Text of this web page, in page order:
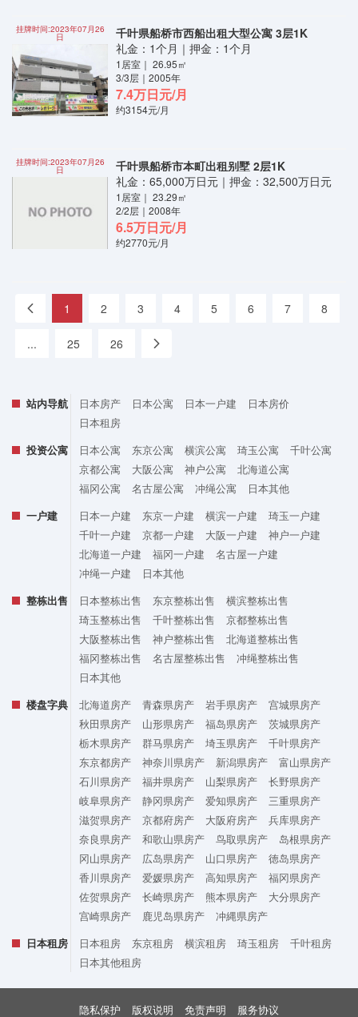
挂牌时间:2023年07月26
日
千叶県船桥市西船出租大型公寓 3层1K
礼金：1个月｜押金：1个月
1居室｜ 26.95㎡
3/3层｜2005年
7.4万日元/月
约3154元/月
挂牌时间:2023年07月26
日
千叶県船桥市本町出租别墅 2层1K
礼金：65,000万日元｜押金：32,500万日元
1居室｜ 23.29㎡
2/2层｜2008年
6.5万日元/月
约2770元/月
« 1 2 3 4 5 6 7 8
... 25 26 »
站内导航 日本房产 日本公寓 日本一户建
日本房价
日本租房
投资公寓
日本公寓 东京公寓 横滨公寓 琦玉公寓
千叶公寓
京都公寓
大阪公寓 神户公寓
北海道公寓
福冈公寓
名古屋公寓 冲绳公寓
日本其他
一户建
日本一户建 东京一户建 横滨一户建
琦玉一户建
千叶一户建
京都一户建 大阪一户建
神户一户建
北海道一户建
福冈一户建
名古屋一户建
冲绳一户建
日本其他
整栋出售
日本整栋出售 东京整栋出售
横滨整栋出售
琦玉整栋出售
千叶整栋出售
京都整栋出售
大阪整栋出售
神户整栋出售
北海道整栋出售
福冈整栋出售
名古屋整栋出售
冲绳整栋出售
日本其他
楼盘字典
北海道房产 青森県房产 岩手県房产
宫城県房产
秋田県房产
山形県房产 福岛県房产
茨城県房产
栃木県房产
群马県房产 埼玉県房产
千叶県房产
东京都房产
神奈川県房产 新潟県房产
富山県房产
石川県房产
福井県房产 山梨県房产
长野県房产
岐阜県房产
静冈県房产 爱知県房产
三重県房产
滋贺県房产
京都府房产 大阪府房产
兵库県房产
奈良県房产
和歌山県房产 鸟取県房产
岛根県房产
冈山県房产
広岛県房产 山口県房产
徳岛県房产
香川県房产
爱媛県房产 高知県房产
福冈県房产
佐贺県房产
长崎県房产 熊本県房产
大分県房产
宫崎県房产
鹿児岛県房产
冲縄県房产
日本租房
日本租房 东京租房 横滨租房 琦玉租房
千叶租房
日本其他租房
隐私保护 版权说明 免责声明 服务协议